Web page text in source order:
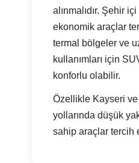
alınmalıdır. Şehir
ekonomik araçlar
termal bölgeler ve
kullanımları için
konforlu olabilir.
Özellikle Kayseri ve
yollarında düşük
sahip araçlar tercih